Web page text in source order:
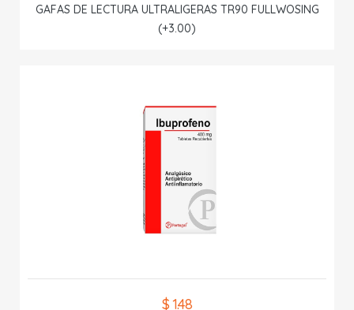
GAFAS DE LECTURA ULTRALIGERAS TR90 FULLWOSING
(+3.00)
$ 1.48